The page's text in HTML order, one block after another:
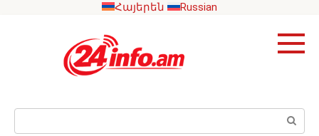
Հայերեն Russian
Search: